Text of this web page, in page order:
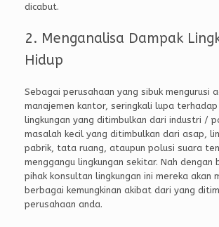
dicabut.
2. Menganalisa Dampak
Hidup
Sebagai perusahaan yang sibuk mengurusi
manajemen kantor, seringkali lupa
lingkungan yang ditimbulkan dari industri /
masalah kecil yang ditimbulkan dari asap,
pabrik, tata ruang, ataupun polusi suara
menggangu lingkungan sekitar. Nah dengan
pihak konsultan lingkungan ini mereka akan
berbagai kemungkinan akibat dari yang
perusahaan anda.